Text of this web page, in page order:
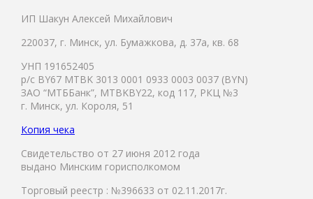
ИП Шакун Алексей Михайлович
220037, г. Минск, ул. Бумажкова, д. 37а, кв. 68
УНП 191652405
р/с BY67 MTBK 3013 0001 0933 0003 0037 (BYN)
ЗАО “МТББанк”, MTBKBY22, код 117, РКЦ №3
г. Минск, ул. Короля, 51
Копия чека
Свидетельство от 27 июня 2012 года
выдано Минским горисполкомом
Торговый реестр : №396633 от 02.11.2017г.